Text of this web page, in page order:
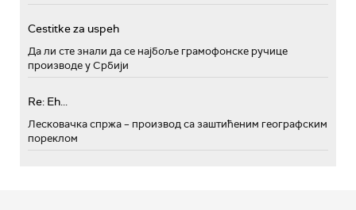
Cestitke za uspeh
Да ли сте знали да се најбоље грамофонске ручице
производе у Србији
Re: Eh...
Лесковачка спржа – производ са заштићеним географским
пореклом